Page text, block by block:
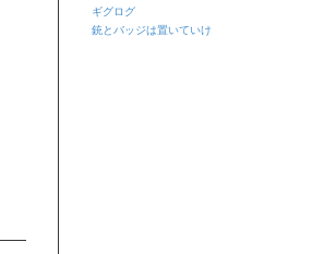
ギグログ
銃とバッジは置いていけ